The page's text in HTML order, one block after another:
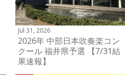
Jul 31, 2026
2026年 中部日本吹奏楽コン
クール 福井県予選 【7/31結
果速報】